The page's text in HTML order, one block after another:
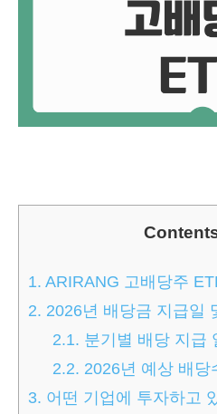
1. ARIRANG 고배당주
2. 2026년 배당금 지급일
2.1. 분기별 배당 지급
2.2. 2026년 예상 배당
3. 어떤 기업에 투자하고